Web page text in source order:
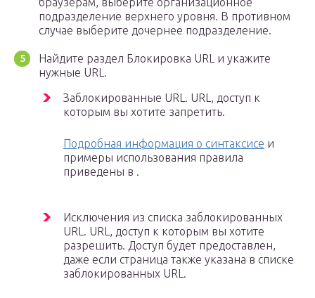
подразделение верхнего уровня. В противном
случае выберите дочернее подразделение.
Найдите раздел Блокировка URL и укажите
нужные URL.
Заблокированные URL. URL, доступ к
которым вы хотите запретить.
Подробная информация о синтаксисе и
примеры использования правила
приведены в .
Исключения из списка заблокированных
URL. URL, доступ к которым вы хотите
разрешить. Доступ будет предоставлен,
даже если страница также указана в списке
заблокированных URL.